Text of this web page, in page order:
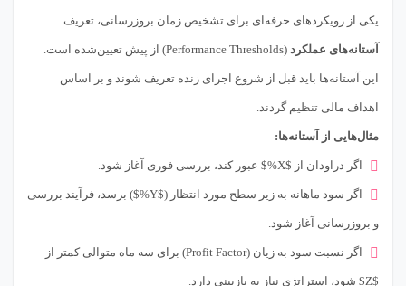
یکی از رویکردهای حرفه‌ای برای تشخیص زمان بروزرسانی، تعریف
آستانه‌های عملکرد (Performance Thresholds) از پیش تعیین‌شده است.
این آستانه‌ها باید قبل از شروع اجرای زنده تعریف شوند و بر اساس
اهداف مالی تنظیم گردند.
مثال‌هایی از آستانه‌ها:
اگر دراودان از $X%$ عبور کند، بررسی فوری آغاز شود.
اگر سود ماهانه به زیر سطح مورد انتظار ($Y%$) برسد، فرآیند بررسی
و بروزرسانی آغاز شود.
اگر نسبت سود به زیان (Profit Factor) برای سه ماه متوالی کمتر از
$Z$ شود، استراتژی نیاز به بازبینی دارد.